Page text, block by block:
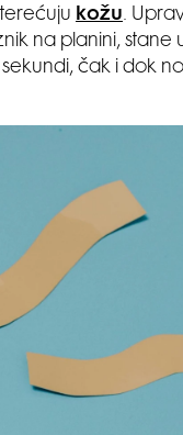
kožu.
na planini, stane
čak i dok